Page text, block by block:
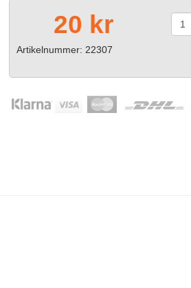
20 kr
Artikelnummer: 22307